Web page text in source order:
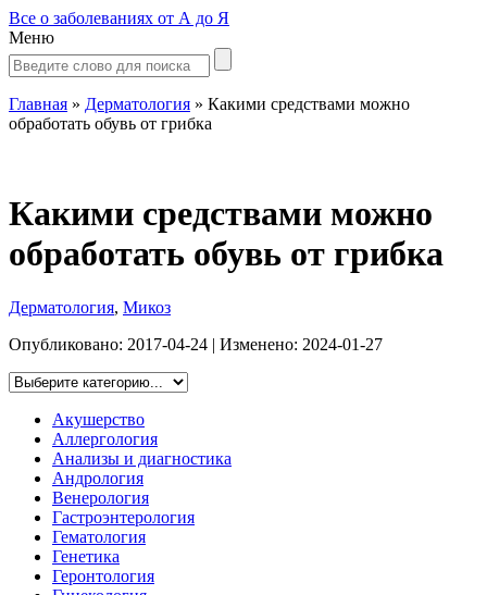
Все о заболеваниях от А до Я
Меню
Главная » Дерматология » Какими средствами можно
обработать обувь от грибка
Какими средствами можно
обработать обувь от грибка
Дерматология, Микоз
Опубликовано: 2017-04-24 | Изменено: 2024-01-27
Акушерство
Аллергология
Анализы и диагностика
Андрология
Венерология
Гастроэнтерология
Гематология
Генетика
Геронтология